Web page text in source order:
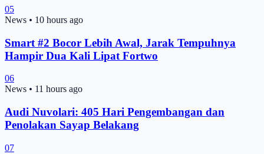
05
News • 10 hours ago
Smart #2 Bocor Lebih Awal, Jarak Tempuhnya
Hampir Dua Kali Lipat Fortwo
06
News • 11 hours ago
Audi Nuvolari: 405 Hari Pengembangan dan
Penolakan Sayap Belakang
07